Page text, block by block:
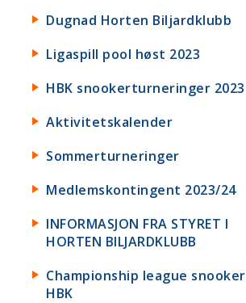
Dugnad Horten Biljardklubb
Ligaspill pool høst 2023
HBK snookerturneringer 2023
Aktivitetskalender
Sommerturneringer
Medlemskontingent 2023/24
INFORMASJON FRA STYRET I
HORTEN BILJARDKLUBB
Championship league snooker
HBK